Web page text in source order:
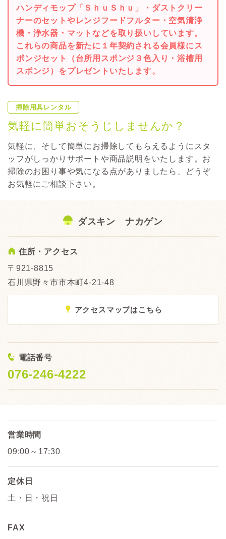
ハンディモップ「ＳｈｕＳｈｕ」・ダストクリー
ナーのセットやレンジフードフルター・空気清浄
機・浄水器・マットなどを取り扱いしています。
これらの商品を新たに１年契約される会員様にス
ポンジセット（台所用スポンジ３色入り・浴槽用
スポンジ）をプレゼントいたします。
掃除用具レンタル
気軽に簡単おそうじしませんか？
気軽に、そして簡単にお掃除してもらえるようにスタ
ッフがしっかりサポートや商品説明をいたします。お
掃除のお困り事や気になる点がありましたら、どうぞ
お気軽にご相談下さい。
ダスキン ナカゲン
A 住所・アクセス
〒921-8815
石川県野々市市本町4-21-48
x アクセスマップはこちら
< 電話番号
076-246-4222
営業時間
09:00～17:30
定休日
土・日・祝日
FAX